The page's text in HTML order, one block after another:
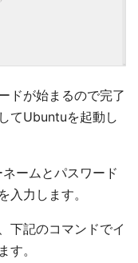
ドが始まるので完了
てUbuntuを起動し
ームとパスワード
入力します。
下記のコマンドでイ
す。